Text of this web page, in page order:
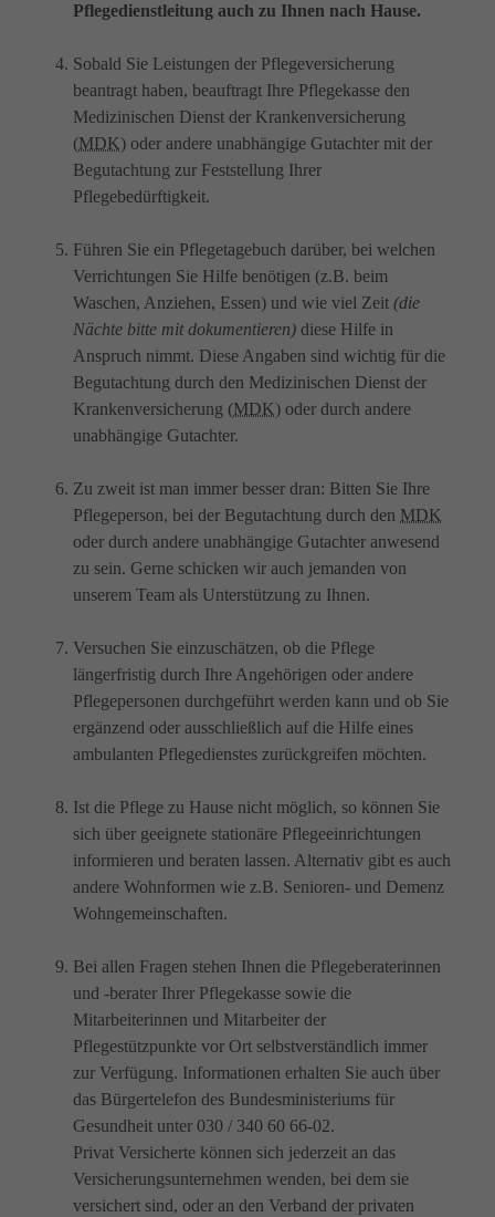
Pflegedienstleitung auch zu Ihnen nach Hause.
Sobald Sie Leistungen der Pflegeversicherung
beantragt haben, beauftragt Ihre Pflegekasse den
Medizinischen Dienst der Krankenversicherung
(MDK) oder andere unabhängige Gutachter mit der
Begutachtung zur Feststellung Ihrer
Pflegebedürftigkeit.
Führen Sie ein Pflegetagebuch darüber, bei welchen
Verrichtungen Sie Hilfe benötigen (z.B. beim
Waschen, Anziehen, Essen) und wie viel Zeit (die
Nächte bitte mit dokumentieren) diese Hilfe in
Anspruch nimmt. Diese Angaben sind wichtig für die
Begutachtung durch den Medizinischen Dienst der
Krankenversicherung (MDK) oder durch andere
unabhängige Gutachter.
Zu zweit ist man immer besser dran: Bitten Sie Ihre
Pflegeperson, bei der Begutachtung durch den MDK
oder durch andere unabhängige Gutachter anwesend
zu sein. Gerne schicken wir auch jemanden von
unserem Team als Unterstützung zu Ihnen.
Versuchen Sie einzuschätzen, ob die Pflege
längerfristig durch Ihre Angehörigen oder andere
Pflegepersonen durchgeführt werden kann und ob Sie
ergänzend oder ausschließlich auf die Hilfe eines
ambulanten Pflegedienstes zurückgreifen möchten.
Ist die Pflege zu Hause nicht möglich, so können Sie
sich über geeignete stationäre Pflegeeinrichtungen
informieren und beraten lassen. Alternativ gibt es auch
andere Wohnformen wie z.B. Senioren- und Demenz
Wohngemeinschaften.
Bei allen Fragen stehen Ihnen die Pflegeberaterinnen
und -berater Ihrer Pflegekasse sowie die
Mitarbeiterinnen und Mitarbeiter der
Pflegestützpunkte vor Ort selbstverständlich immer
zur Verfügung. Informationen erhalten Sie auch über
das Bürgertelefon des Bundesministeriums für
Gesundheit unter 030 / 340 60 66-02.
Privat Versicherte können sich jederzeit an das
Versicherungsunternehmen wenden, bei dem sie
versichert sind, oder an den Verband der privaten